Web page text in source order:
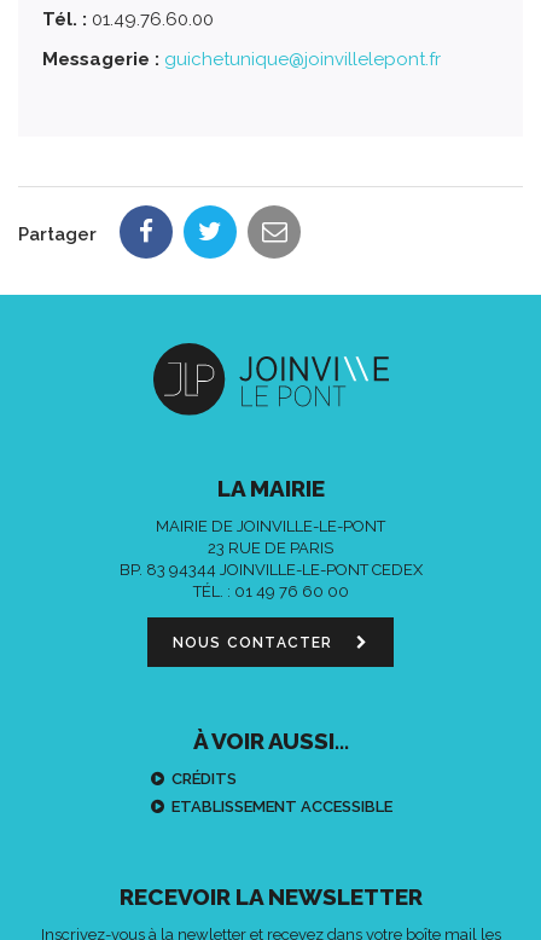
Tél. : 01.49.76.60.00
Messagerie : guichetunique@joinvillelepont.fr
Partager
LA MAIRIE
MAIRIE DE JOINVILLE-LE-PONT
23 RUE DE PARIS
BP. 83 94344 JOINVILLE-LE-PONT CEDEX
TÉL. : 01 49 76 60 00
NOUS CONTACTER
À VOIR AUSSI...
CRÉDITS
ETABLISSEMENT ACCESSIBLE
RECEVOIR LA NEWSLETTER
Inscrivez-vous à la newletter et recevez dans votre boîte mail les